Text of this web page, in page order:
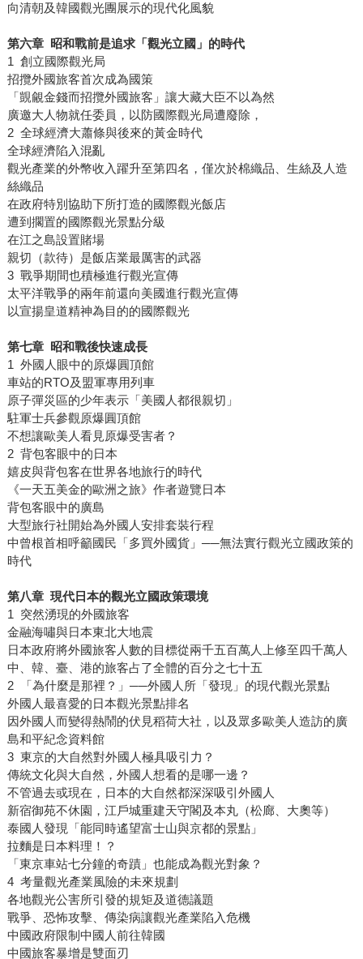
向清朝及韓國觀光團展示的現代化風貌
第六章 昭和戰前是追求「觀光立國」的時代
1 創立國際觀光局
招攬外國旅客首次成為國策
「覬覦金錢而招攬外國旅客」讓大藏大臣不以為然
廣邀大人物就任委員，以防國際觀光局遭廢除，
2 全球經濟大蕭條與後來的黃金時代
全球經濟陷入混亂
觀光產業的外幣收入躍升至第四名，僅次於棉織品、生絲及人造
絲織品
在政府特別協助下所打造的國際觀光飯店
遭到擱置的國際觀光景點分級
在江之島設置賭場
親切（款待）是飯店業最厲害的武器
3 戰爭期間也積極進行觀光宣傳
太平洋戰爭的兩年前還向美國進行觀光宣傳
以宣揚皇道精神為目的的國際觀光
第七章 昭和戰後快速成長
1 外國人眼中的原爆圓頂館
車站的RTO及盟軍專用列車
原子彈災區的少年表示「美國人都很親切」
駐軍士兵參觀原爆圓頂館
不想讓歐美人看見原爆受害者？
2 背包客眼中的日本
嬉皮與背包客在世界各地旅行的時代
《一天五美金的歐洲之旅》作者遊覽日本
背包客眼中的廣島
大型旅行社開始為外國人安排套裝行程
中曾根首相呼籲國民「多買外國貨」──無法實行觀光立國政策的
時代
第八章 現代日本的觀光立國政策環境
1 突然湧現的外國旅客
金融海嘯與日本東北大地震
日本政府將外國旅客人數的目標從兩千五百萬人上修至四千萬人
中、韓、臺、港的旅客占了全體的百分之七十五
2 「為什麼是那裡？」──外國人所「發現」的現代觀光景點
外國人最喜愛的日本觀光景點排名
因外國人而變得熱鬧的伏見稻荷大社，以及眾多歐美人造訪的廣
島和平紀念資料館
3 東京的大自然對外國人極具吸引力？
傳統文化與大自然，外國人想看的是哪一邊？
不管過去或現在，日本的大自然都深深吸引外國人
新宿御苑不休園，江戶城重建天守閣及本丸（松廊、大奧等）
泰國人發現「能同時遙望富士山與京都的景點」
拉麵是日本料理！？
「東京車站七分鐘的奇蹟」也能成為觀光對象？
4 考量觀光產業風險的未來規劃
各地觀光公害所引發的規矩及道德議題
戰爭、恐怖攻擊、傳染病讓觀光產業陷入危機
中國政府限制中國人前往韓國
中國旅客暴增是雙面刃